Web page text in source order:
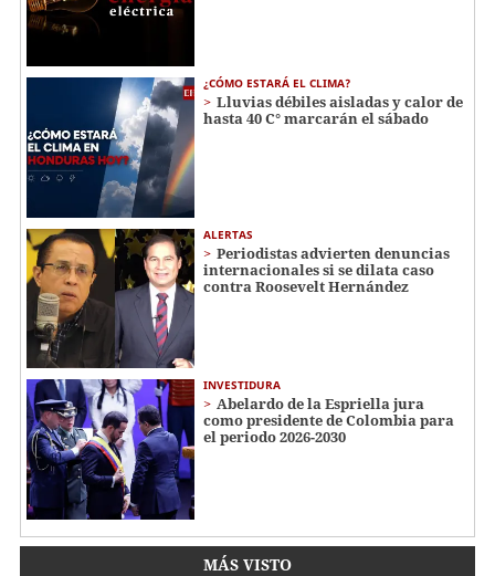
¿CÓMO ESTARÁ EL CLIMA?
Lluvias débiles aisladas y calor de
hasta 40 C° marcarán el sábado
ALERTAS
Periodistas advierten denuncias
internacionales si se dilata caso
contra Roosevelt Hernández
INVESTIDURA
Abelardo de la Espriella jura
como presidente de Colombia para
el periodo 2026-2030
MÁS VISTO